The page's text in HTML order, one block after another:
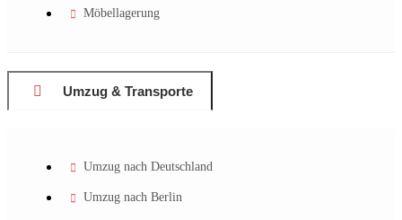
Möbellagerung
Umzug & Transporte
Umzug nach Deutschland
Umzug nach Berlin